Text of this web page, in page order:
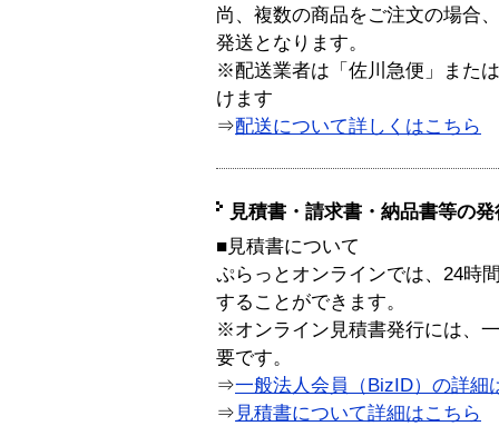
尚、複数の商品をご注文の場合
発送となります。
※配送業者は「佐川急便」また
けます
⇒配送について詳しくはこちら
見積書・請求書・納品書等の
■見積書について
ぷらっとオンラインでは、24時
することができます。
※オンライン見積書発行には、
要です。
⇒一般法人会員（BizID）の詳細
⇒ 見積書について詳細はこちら